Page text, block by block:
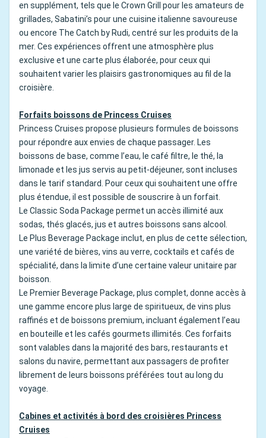
en supplément, tels que le Crown Grill pour les amateurs de
grillades, Sabatini’s pour une cuisine italienne savoureuse
ou encore The Catch by Rudi, centré sur les produits de la
mer. Ces expériences offrent une atmosphère plus
exclusive et une carte plus élaborée, pour ceux qui
souhaitent varier les plaisirs gastronomiques au fil de la
croisière.
Forfaits boissons de Princess Cruises
Princess Cruises propose plusieurs formules de boissons
pour répondre aux envies de chaque passager. Les
boissons de base, comme l’eau, le café filtre, le thé, la
limonade et les jus servis au petit-déjeuner, sont incluses
dans le tarif standard. Pour ceux qui souhaitent une offre
plus étendue, il est possible de souscrire à un forfait.
Le Classic Soda Package permet un accès illimité aux
sodas, thés glacés, jus et autres boissons sans alcool.
Le Plus Beverage Package inclut, en plus de cette sélection,
une variété de bières, vins au verre, cocktails et cafés de
spécialité, dans la limite d’une certaine valeur unitaire par
boisson.
Le Premier Beverage Package, plus complet, donne accès à
une gamme encore plus large de spiritueux, de vins plus
raffinés et de boissons premium, incluant également l’eau
en bouteille et les cafés gourmets illimités. Ces forfaits
sont valables dans la majorité des bars, restaurants et
salons du navire, permettant aux passagers de profiter
librement de leurs boissons préférées tout au long du
voyage.
Cabines et activités à bord des croisières Princess
Cruises